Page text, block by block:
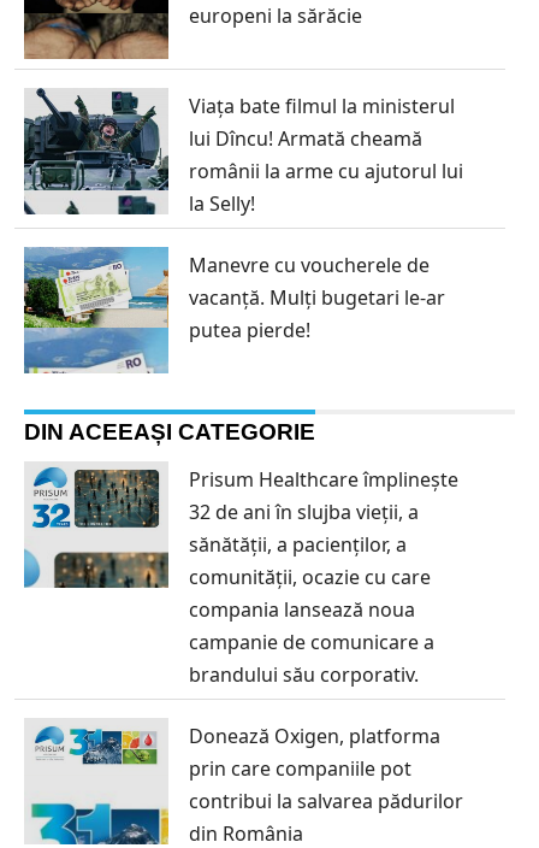
europeni la sărăcie
Viața bate filmul la ministerul
lui Dîncu! Armată cheamă
românii la arme cu ajutorul lui
la Selly!
Manevre cu voucherele de
vacanță. Mulți bugetari le-ar
putea pierde!
DIN ACEEAȘI CATEGORIE
Prisum Healthcare împlinește
32 de ani în slujba vieții, a
sănătății, a pacienților, a
comunității, ocazie cu care
compania lansează noua
campanie de comunicare a
brandului său corporativ.
Donează Oxigen, platforma
prin care companiile pot
contribui la salvarea pădurilor
din România